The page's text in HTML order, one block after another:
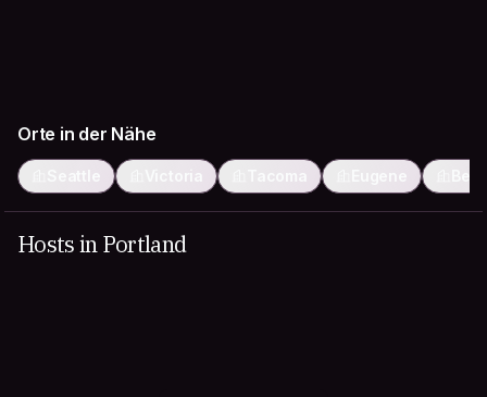
Orte in der Nähe
Seattle Victoria Tacoma Eugene
Hosts in Portland